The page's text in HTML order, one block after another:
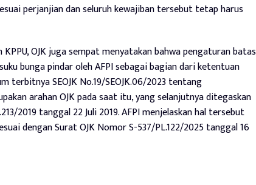
perjanjian dan seluruh kewajiban tersebut tetap harus
OJK juga sempat menyatakan bahwa pengaturan batas
bunga pindar oleh AFPI sebagai bagian dari ketentuan
terbitnya SEOJK No.19/SEOJK.06/2023 tentang
arahan OJK pada saat itu, yang selanjutnya ditegaskan
2019 tanggal 22 Juli 2019. AFPI menjelaskan hal tersebut
dengan Surat OJK Nomor S-537/PL.122/2025 tanggal 16